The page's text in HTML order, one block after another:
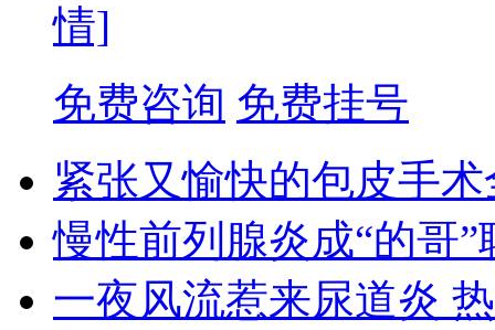
情]
免费咨询 免费挂号
紧张又愉快的包皮手
慢性前列腺炎成“的哥”
一夜风流惹来尿道炎